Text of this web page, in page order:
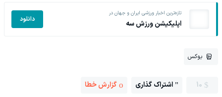
تازه‌ترین اخبار ورزشی ایران و جهان در
اپلیکیشن ورزش سه دانلود
بوکس
10 اشتراک گذاری گزارش خطا